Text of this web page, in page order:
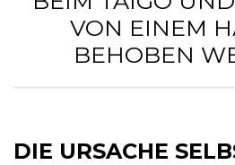
VON EINEM
BEHOBEN
DIE URSACHE